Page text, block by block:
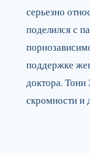
серьезно
поделился с
поддержке
доктора. Тони
скромности и